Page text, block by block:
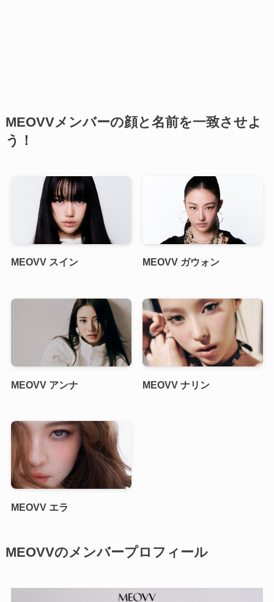
MEOVVメンバーの顔と名前を一致させよ
う！
MEOVV スイン MEOVV ガウォン
MEOVV アンナ MEOVV ナリン
MEOVV エラ
MEOVVのメンバープロフィール